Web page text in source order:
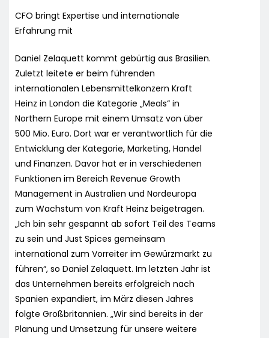
CFO bringt Expertise und internationale
Erfahrung mit
Daniel Zelaquett kommt gebürtig aus Brasilien.
Zuletzt leitete er beim führenden
internationalen Lebensmittelkonzern Kraft
Heinz in London die Kategorie „Meals“ in
Northern Europe mit einem Umsatz von über
500 Mio. Euro. Dort war er verantwortlich für die
Entwicklung der Kategorie, Marketing, Handel
und Finanzen. Davor hat er in verschiedenen
Funktionen im Bereich Revenue Growth
Management in Australien und Nordeuropa
zum Wachstum von Kraft Heinz beigetragen.
„Ich bin sehr gespannt ab sofort Teil des Teams
zu sein und Just Spices gemeinsam
international zum Vorreiter im Gewürzmarkt zu
führen“, so Daniel Zelaquett. Im letzten Jahr ist
das Unternehmen bereits erfolgreich nach
Spanien expandiert, im März diesen Jahres
folgte Großbritannien. „Wir sind bereits in der
Planung und Umsetzung für unsere weitere